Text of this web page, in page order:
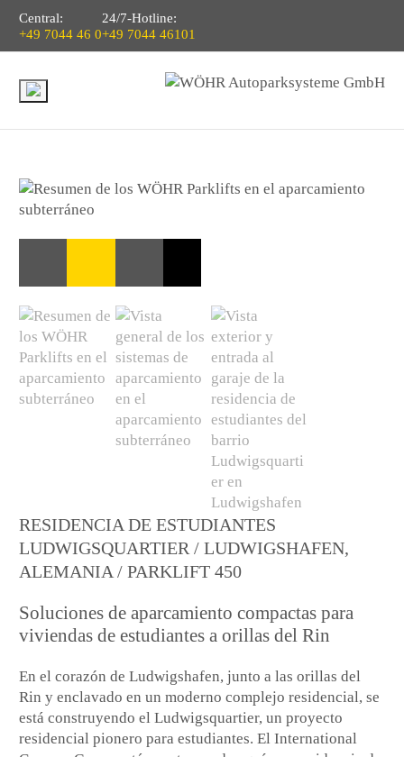
Central:
+49 7044 46 0
24/7-Hotline:
+49 7044 46101
RESIDENCIA DE ESTUDIANTES
LUDWIGSQUARTIER / LUDWIGSHAFEN,
ALEMANIA / PARKLIFT 450
Soluciones de aparcamiento compactas para
viviendas de estudiantes a orillas del Rin
En el corazón de Ludwigshafen, junto a las orillas del
Rin y enclavado en un moderno complejo residencial, se
está construyendo el Ludwigsquartier, un proyecto
residencial pionero para estudiantes. El International